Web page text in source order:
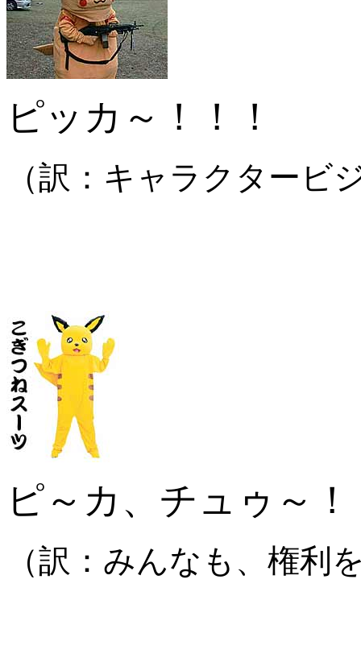
ピッカ～！！！
（訳：キャラクタービ
ピ～カ、チュゥ～
（訳：みんなも、権利